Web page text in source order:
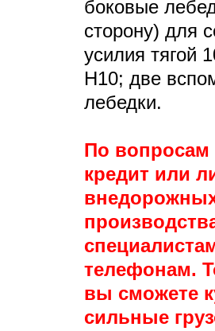
боковые
сторону) для
усилия тягой
H10; две
лебедки.
По вопросам
кредит или
телефонам.
вы сможете
сильные